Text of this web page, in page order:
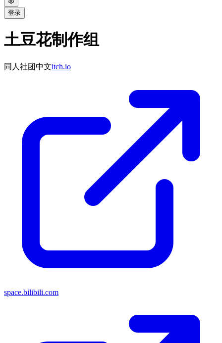
登录
土豆花制作组
同人社团中文itch.io
space.bilibili.com